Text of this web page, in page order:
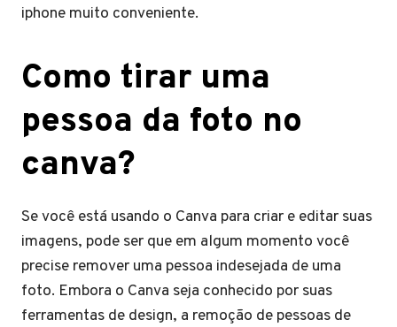
iphone muito conveniente.
Como tirar uma
pessoa da foto no
canva?
Se você está usando o Canva para criar e editar suas
imagens, pode ser que em algum momento você
precise remover uma pessoa indesejada de uma
foto. Embora o Canva seja conhecido por suas
ferramentas de design, a remoção de pessoas de